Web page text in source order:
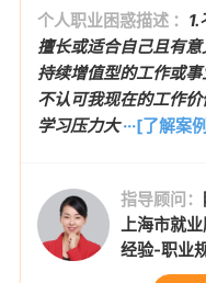
个人职业困惑描述 ：
擅长或适合自己且有
持续增值型的工作或
不认可我现在的工作
学习压力大 ···[了解案
指导顾问：
上海市就
经验-职业